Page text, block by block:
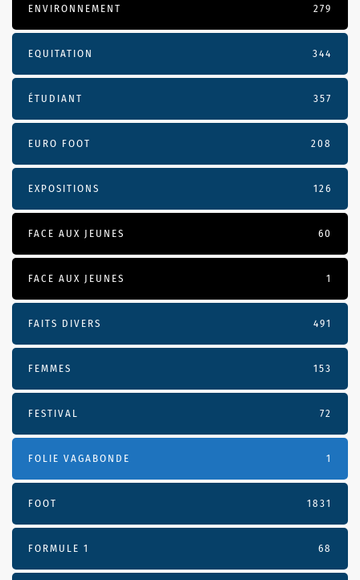
ENVIRONNEMENT 279
EQUITATION 344
ÉTUDIANT 357
EURO FOOT 208
EXPOSITIONS 126
FACE AUX JEUNES 60
FACE AUX JEUNES 1
FAITS DIVERS 491
FEMMES 153
FESTIVAL 72
FOLIE VAGABONDE 1
FOOT 1831
FORMULE 1 68